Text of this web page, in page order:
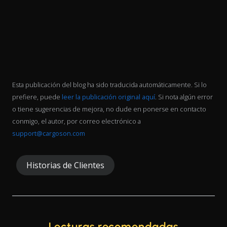
Esta publicación del blog ha sido traducida automáticamente. Si lo
prefiere, puede leer la publicación original aquí. Si nota algún error
o tiene sugerencias de mejora, no dude en ponerse en contacto
conmigo, el autor, por correo electrónico a
support@cargoson.com
Historias de Clientes